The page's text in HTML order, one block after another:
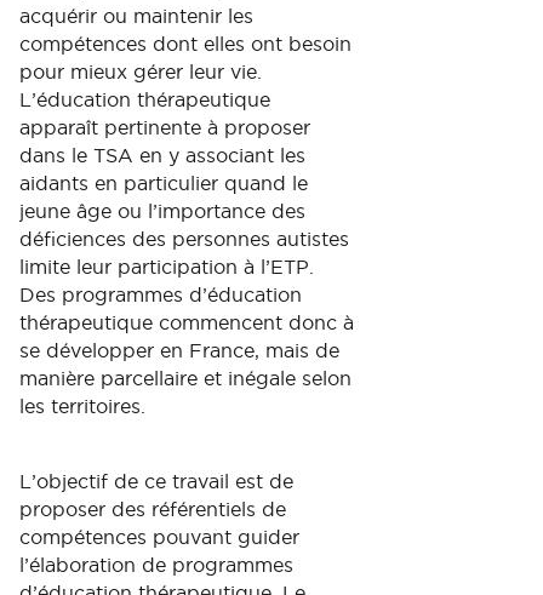
acquérir ou maintenir les
compétences dont elles ont besoin
pour mieux gérer leur vie.
L’éducation thérapeutique
apparaît pertinente à proposer
dans le TSA en y associant les
aidants en particulier quand le
jeune âge ou l’importance des
déficiences des personnes autistes
limite leur participation à l’ETP.
Des programmes d’éducation
thérapeutique commencent donc à
se développer en France, mais de
manière parcellaire et inégale selon
les territoires.
L’objectif de ce travail est de
proposer des référentiels de
compétences pouvant guider
l’élaboration de programmes